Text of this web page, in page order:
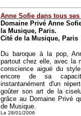
Anne Sofie dans tous ses
Domaine Privé Anne
la Musique, Paris.
Cité de la Musique, Paris
Du baroque à la pop,
partout chez elle, avec la
conscience aiguë du
encore de sa
instantanément d'un
goûter son art de la
grâce au Domaine Privé
de Musique.
Le 28/01/2006